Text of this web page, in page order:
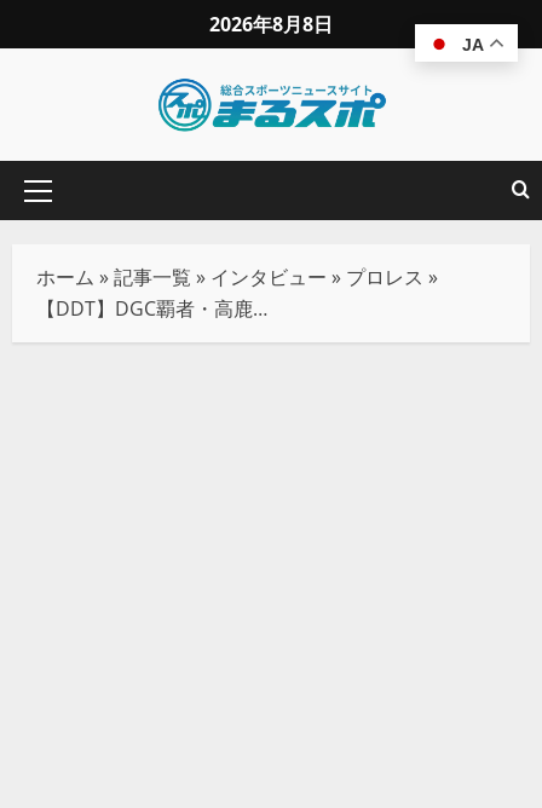
2026年8月8日
ホーム »記事一覧 » インタビュー » プロレス »
【DDT】DGC覇者・高鹿佑也。4.6後楽園でクリスからKO-D無差別を獲得し遠藤哲哉を迎え撃つ。それが最高の恩返し！
JA